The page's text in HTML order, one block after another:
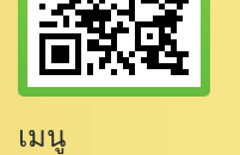
เมนู